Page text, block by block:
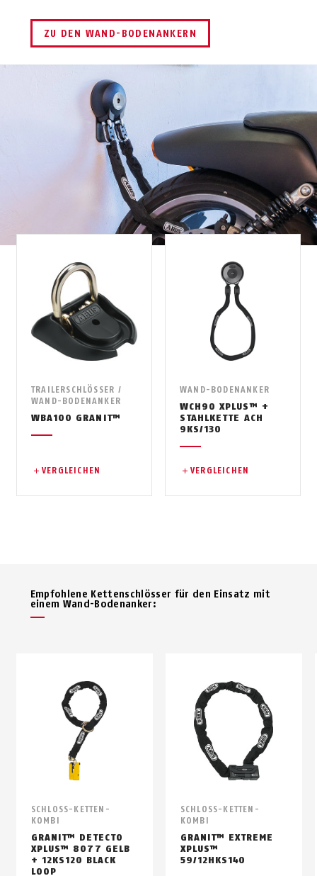
ZU DEN WAND-BODENANKERN
TRAILERSCHLÖSSER /
WAND-BODENANKER
WBA100 GRANIT™
VERGLEICHEN
WAND-BODENANKER
WCH90 XPLUS™ +
STAHLKETTE ACH
9KS/130
VERGLEICHEN
Empfohlene Kettenschlösser für den Einsatz mit
einem Wand-Bo­den­an­ker:
SCHLOSS-KETTEN-
KOMBI
GRANIT™ DETECTO
XPLUS™ 8077 GELB
+ 12KS120 BLACK
LOOP
SCHLOSS-KETTEN-
KOMBI
GRANIT™ EXTREME
XPLUS™
59/12HKS140